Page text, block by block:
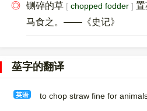
◎ 铡碎的草 chopped fodder
置
马食之。——《史记》
莝字的翻译
英语 to chop straw fine for